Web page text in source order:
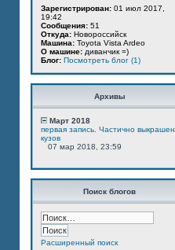
Зарегистрирован: 01 июл 2017,
19:42
Сообщения: 51
Откуда: Новороссийск
Машина: Toyota Vista Ardeo
О машине: диванчик =)
Блог: Посмотреть блог (1)
Архивы
Март 2018
первая запись. Частично выкрашен
кузов
07 мар 2018, 23:59
Поиск блогов
Расширенный поиск